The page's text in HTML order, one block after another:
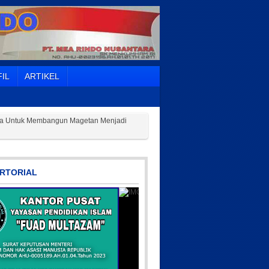
ARTIKEL
Untuk Membangun Magetan Menjadi